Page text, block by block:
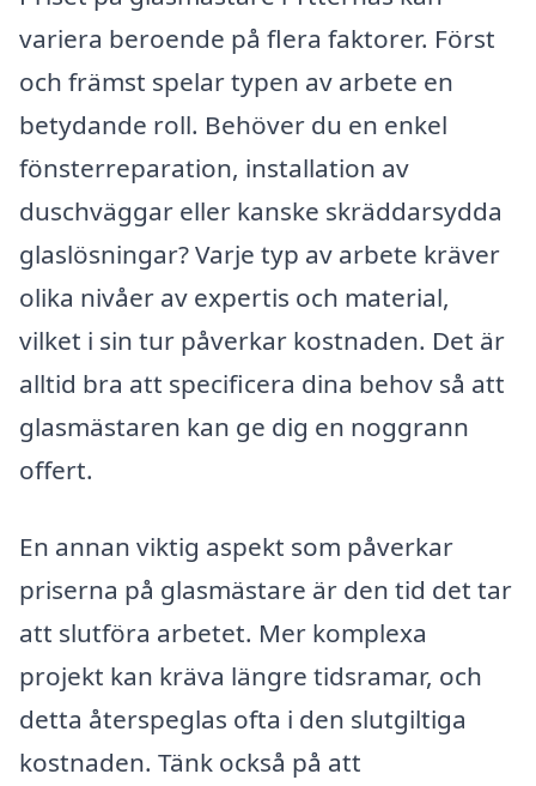
variera beroende på flera faktorer. Först
och främst spelar typen av arbete en
betydande roll. Behöver du en enkel
fönsterreparation, installation av
duschväggar eller kanske skräddarsydda
glaslösningar? Varje typ av arbete kräver
olika nivåer av expertis och material,
vilket i sin tur påverkar kostnaden. Det är
alltid bra att specificera dina behov så att
glasmästaren kan ge dig en noggrann
offert.
En annan viktig aspekt som påverkar
priserna på glasmästare är den tid det tar
att slutföra arbetet. Mer komplexa
projekt kan kräva längre tidsramar, och
detta återspeglas ofta i den slutgiltiga
kostnaden. Tänk också på att